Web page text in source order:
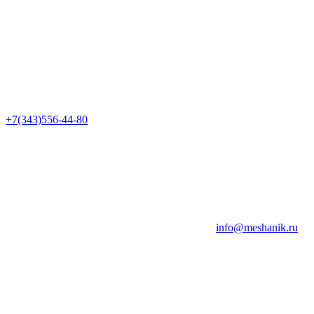
+7(343)556-44-80
info@meshanik.ru